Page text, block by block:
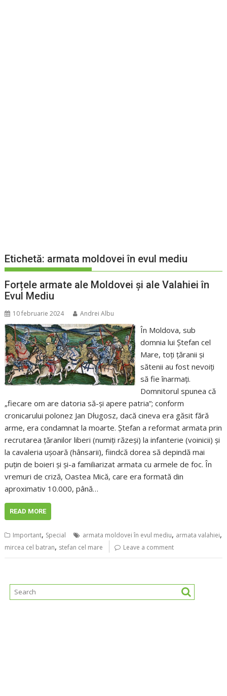
Etichetă: armata moldovei în evul mediu
Forțele armate ale Moldovei și ale Valahiei în
Evul Mediu
10 februarie 2024 Andrei Albu
În Moldova, sub
domnia lui Ștefan cel
Mare, toți țăranii și
sătenii au fost nevoiți
să fie înarmați.
Domnitorul spunea că
„fiecare om are datoria să-şi apere patria”; conform
cronicarului polonez Jan Długosz, dacă cineva era găsit fără
arme, era condamnat la moarte. Ștefan a reformat armata prin
recrutarea țăranilor liberi (numiți răzeși) la infanterie (voinicii) și
la cavaleria ușoară (hânsarii), fiindcă dorea să depindă mai
puțin de boieri și și-a familiarizat armata cu armele de foc. În
vremuri de criză, Oastea Mică, care era formată din
aproximativ 10.000, până…
READ MORE
Important, Special armata moldovei în evul mediu, armata valahiei,
mircea cel batran, stefan cel mare Leave a comment